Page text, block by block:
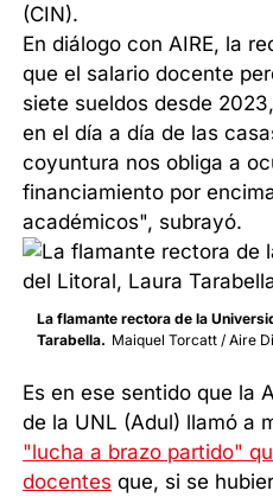
(CIN).
En diálogo con AIRE, la
que el salario docente
siete sueldos desde
en el día a día de las
coyuntura nos obliga a
financiamiento por
académicos", subrayó.
La flamante rectora de la
Tarabella. Maiquel Torcatt / Aire
Es en ese sentido que la
de la UNL (Adul) llamó a
"lucha a brazo partido"
docentes que, si se